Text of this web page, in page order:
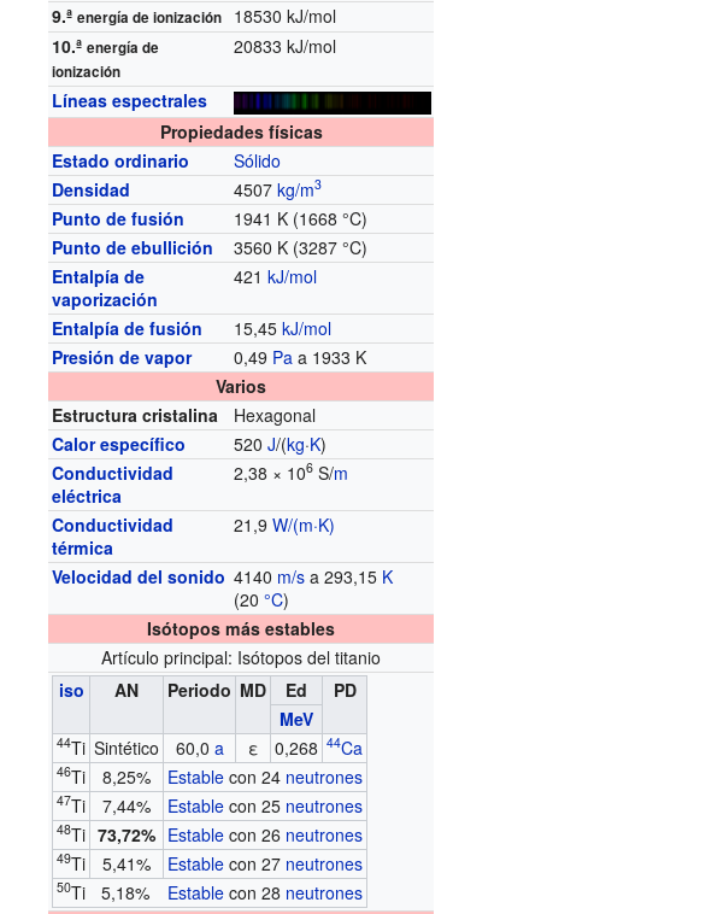
9.ªenergía de ionización
18530 kJ/mol
10.ªenergía de
ionización
20833 kJ/mol
Líneas espectrales
Propiedades físicas
Estado ordinario
Sólido
Densidad
4507kg/m3
Punto de fusión
1941 K (1668 °C)
Punto de ebullición
3560 K (3287 °C)
Entalpía de
vaporización
421kJ/mol
Entalpía de fusión 15,45kJ/mol
Presión de vapor
0,49 Pa a 1933 K
Varios
Estructura cristalina
Hexagonal
Calor específico
520J/(kg·K)
Conductividad
eléctrica
2,38 × 106 S/m
Conductividad
térmica
21,9W/(m·K)
Velocidad del sonido 4140 m/s a 293,15 K
(20°C)
Isótopos más estables
Artículo principal: Isótopos del titanio
iso
AN Periodo MD Ed
PD
MeV
44Ti Sintético 60,0 a ε 0,268 44Ca
46Ti 8,25% Estable con 24 neutrones
47Ti 7,44% Estable con 25 neutrones
48Ti 73,72% Estable con 26 neutrones
49Ti 5,41% Estable con 27 neutrones
50Ti 5,18% Establecon 28 neutrones